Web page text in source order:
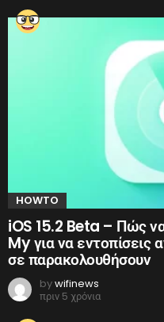
HOWTO
iOS 15.2 Beta – Πώς
My για να εντοπίσεις
σε παρακολουθήσουν
bywifinews
πριν 5 χρόνια